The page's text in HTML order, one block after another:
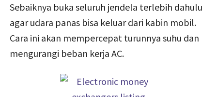
Sebaiknya buka seluruh jendela terlebih dahulu
agar udara panas bisa keluar dari kabin mobil.
Cara ini akan mempercepat turunnya suhu dan
mengurangi beban kerja AC.